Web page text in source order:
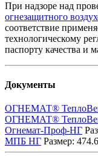
При надзоре над
огнезащитного
соответствие
технологическому
паспорту качества и
Документы
ОГНЕМАТ®
ОГНЕМАТ®
Огнемат-Проф-НГ
МПБ НГ Размер: